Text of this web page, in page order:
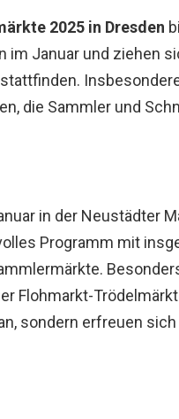
2025 in Dresden
im Januar und ziehen
die Sammler und
in der Neustädter
Programm mit
Flohmarkt-
sondern erfreuen sich